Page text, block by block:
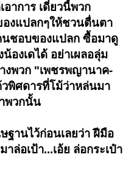
าการ เดี๋ยวนี้พวก
องแปลกๆให้ชวนตื่นตา
นชอบของแปลก ซื้อมาดู
องเดได้ อย่าเผลอลุ่ม
งพวก "เพชรพญานาค-
พิศดารที่โม้ว่าหล่นมา
พวกนั้น
ฐานไว้ก่อนเลยว่า ฝีมือ
ล่อเป้า...เอ้ย ล่อกระเป๋า